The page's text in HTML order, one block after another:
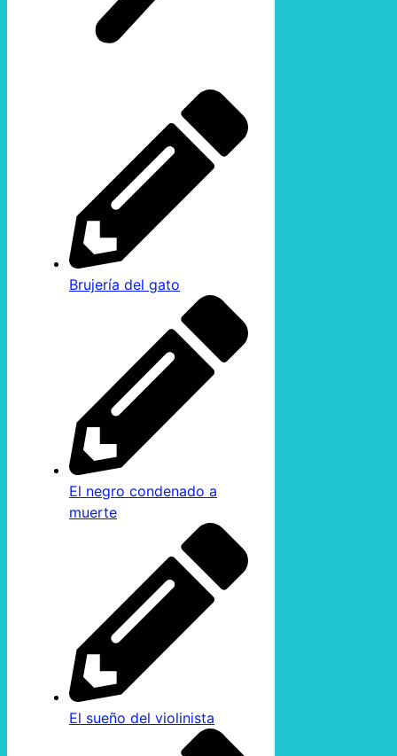
Brujería del gato
El negro condenado a
muerte
El sueño del violinista